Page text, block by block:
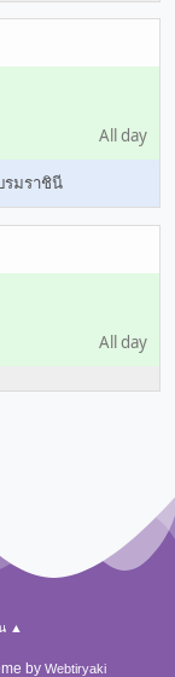
All day
รมราชินี
All day
▲
by Webtiryaki